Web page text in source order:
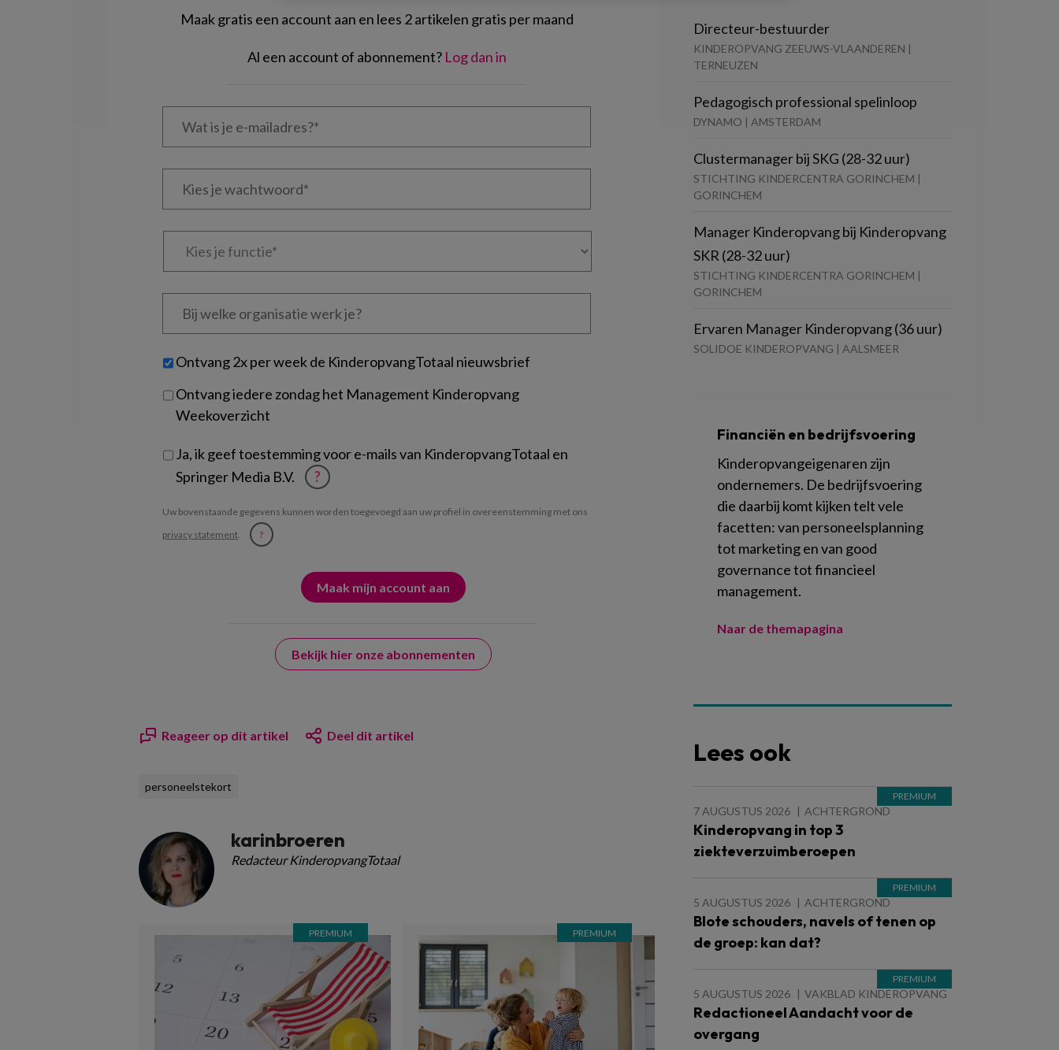
Maak gratis een account aan en lees 2 artikelen gratis per maand
Al een account of abonnement? Log dan in
Wat
Kies
Kies
Bij
welke
je?
Untitled
Ontvang 2x per week de KinderopvangTotaal nieuwsbrief
Ontvang iedere zondag het Management Kinderopvang
Weekoverzicht
Ja, ik geef toestemming voor e-mails van KinderopvangTotaal en
Springer Media B.V.
?
Uw bovenstaande gegevens kunnen worden toegevoegd aan uw profiel in overeenstemming met ons
privacy statement. ?
Bekijk hier onze abonnementen
Reageer op dit artikel Deel dit artikel
personeelstekort
karinbroeren
Redacteur KinderopvangTotaal
Directeur-bestuurder
KINDEROPVANG ZEEUWS-VLAANDEREN |
TERNEUZEN
Pedagogisch professional spelinloop
DYNAMO | AMSTERDAM
Clustermanager bij SKG (28-32 uur)
STICHTING KINDERCENTRA GORINCHEM |
GORINCHEM
Manager Kinderopvang bij Kinderopvang
SKR (28-32 uur)
STICHTING KINDERCENTRA GORINCHEM |
GORINCHEM
Ervaren Manager Kinderopvang (36 uur)
SOLIDOE KINDEROPVANG | AALSMEER
Financiën en bedrijfsvoering
Kinderopvangeigenaren zijn
ondernemers. De bedrijfsvoering
die daarbij komt kijken telt vele
facetten: van personeelsplanning
tot marketing en van good
governance tot financieel
management.
Naar de themapagina
Lees ook
7 AUGUSTUS 2026 ACHTERGROND
Kinderopvang in top 3
ziekteverzuimberoepen
5 AUGUSTUS 2026 ACHTERGROND
Blote schouders, navels of tenen op
de groep: kan dat?
5 AUGUSTUS 2026 VAKBLAD KINDEROPVANG
Redactioneel Aandacht voor de
overgang